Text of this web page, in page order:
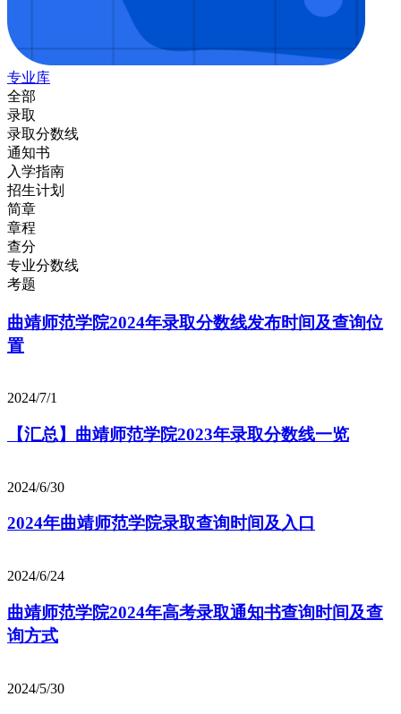
专业库
全部
录取
录取分数线
通知书
入学指南
招生计划
简章
章程
查分
专业分数线
考题
曲靖师范学院2024年录取分数线发布时间及查询位
置
2024/7/1
【汇总】曲靖师范学院2023年录取分数线一览
2024/6/30
2024年曲靖师范学院录取查询时间及入口
2024/6/24
曲靖师范学院2024年高考录取通知书查询时间及查
询方式
2024/5/30